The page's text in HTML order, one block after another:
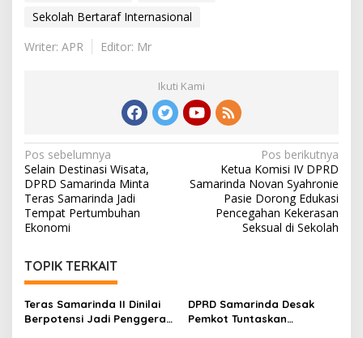
Sekolah Bertaraf Internasional
Writer: APR
Editor: Mr
Ikuti Kami
Navigasi
pos
Pos sebelumnya
Selain Destinasi Wisata,
DPRD Samarinda Minta
Teras Samarinda Jadi
Tempat Pertumbuhan
Ekonomi
Pos berikutnya
Ketua Komisi IV DPRD
Samarinda Novan Syahronie
Pasie Dorong Edukasi
Pencegahan Kekerasan
Seksual di Sekolah
TOPIK TERKAIT
Teras Samarinda II Dinilai
Berpotensi Jadi Penggerak
DPRD Samarinda Desak
Pemkot Tuntaskan